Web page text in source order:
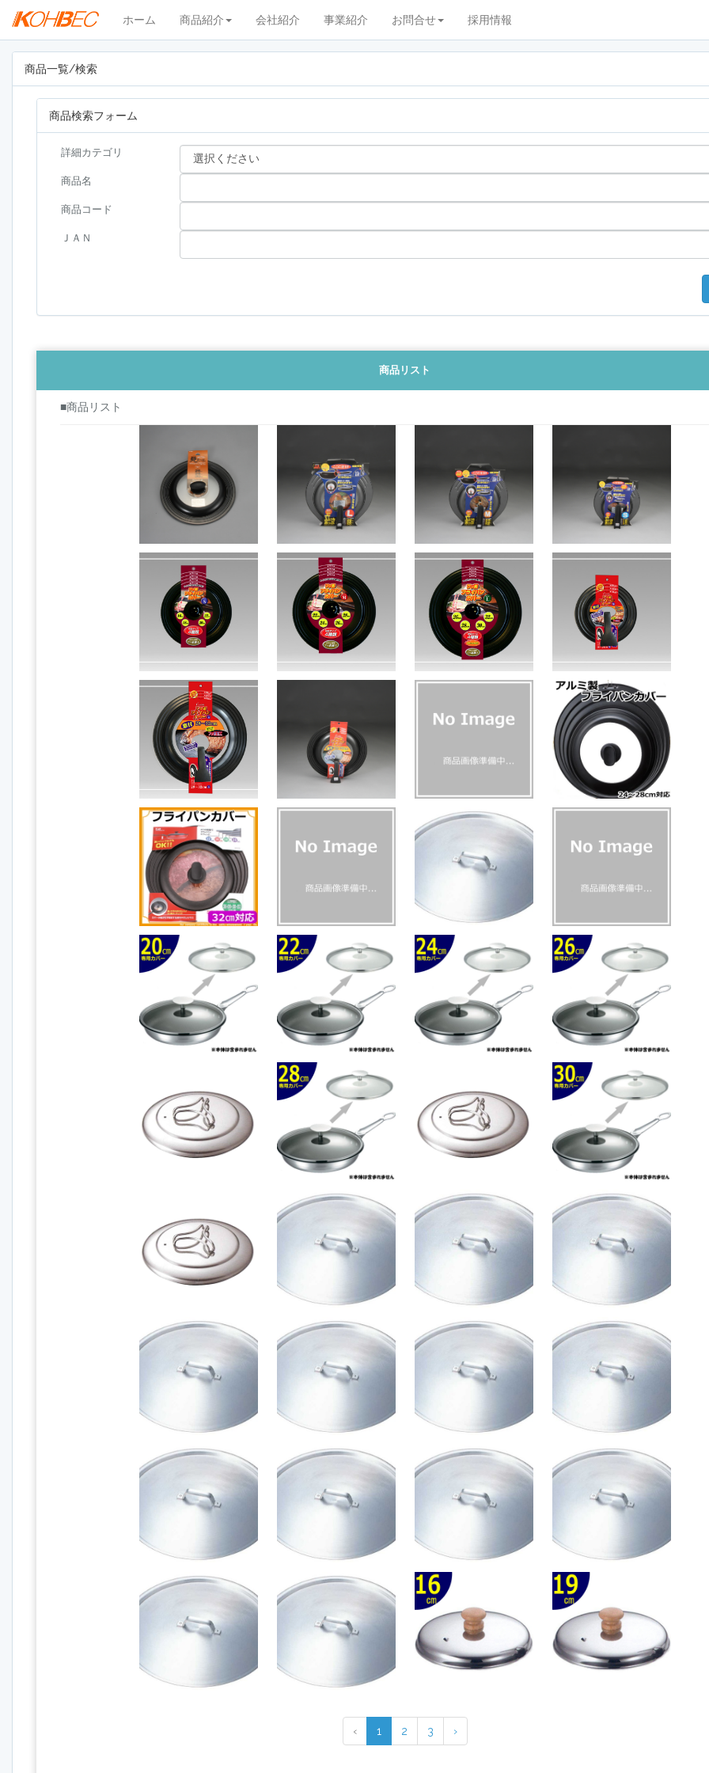
ホーム 商品紹介 会社紹介 事業紹介 お問合せ 採用情報
商品一覧/検索
商品検索フォーム
詳細カテゴリ
商品名
商品コード
ＪＡＮ
商品リスト
■商品リスト
‹ 1 2 3 ›